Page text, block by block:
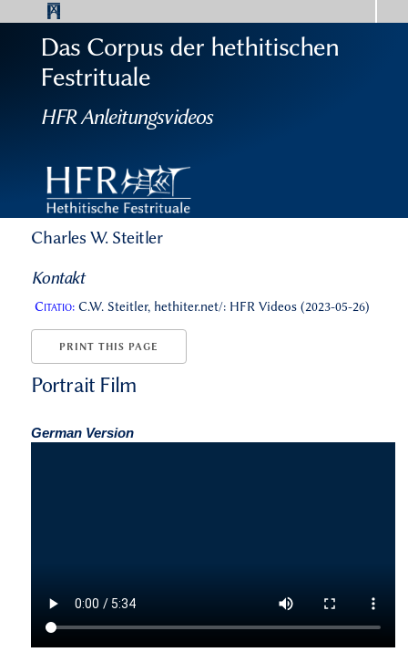
Das Corpus der hethitischen
Festrituale
HFR Anleitungsvideos
Charles W. Steitler
Kontakt
Citatio:C.W. Steitler, hethiter.net/: HFR Videos (2023-05-26)
PRINT THIS PAGE
Portrait Film
German Version